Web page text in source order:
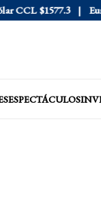
$1577.3 Euro
ESPECTÁCULOS